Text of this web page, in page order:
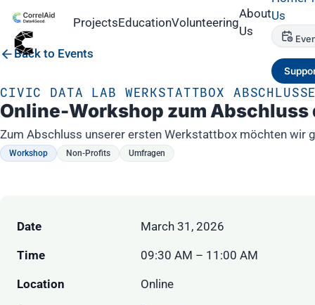
ProjectsEducationVolunteering
About
Us
Us
Back to Events
CIVIC DATA LAB WERKSTATTBOX
Online-Workshop zum
Zum Abschluss unserer ersten Werkstattbox möchten wir
Workshop Non-Profits Umfragen
Date March 31, 2026
Time 09:30 AM – 11:00 AM
Location Online